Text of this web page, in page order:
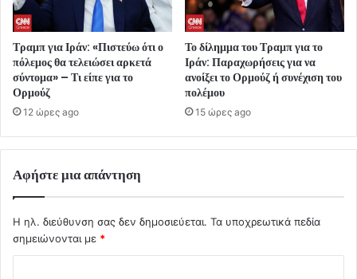
Τραμπ για Ιράν: «Πιστεύω ότι ο
πόλεμος θα τελειώσει αρκετά
σύντομα» – Τι είπε για το
Ορμούζ
12 ώρες ago
Το δίλημμα του Τραμπ για το
Ιράν: Παραχωρήσεις για να
ανοίξει το Ορμούζ ή συνέχιση του
πολέμου
15 ώρες ago
Αφήστε μια απάντηση
Η ηλ. διεύθυνση σας δεν δημοσιεύεται. Τα υποχρεωτικά πεδία
σημειώνονται με *